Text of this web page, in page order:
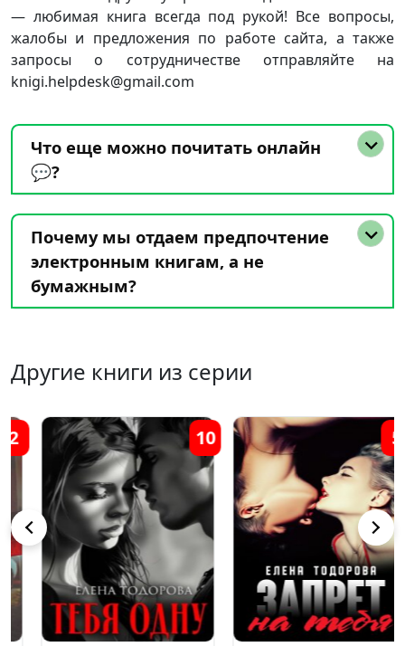
— любимая книга всегда под рукой! Все вопросы,
жалобы и предложения по работе сайта, а также
запросы о сотрудничестве отправляйте на
knigi.helpdesk@gmail.com
Что еще можно почитать онлайн
💬?
Почему мы отдаем предпочтение
электронным книгам, а не
бумажным?
Другие книги из серии
5 3